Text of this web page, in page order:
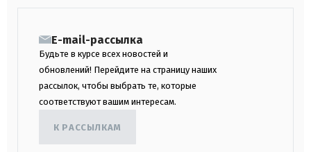
E-mail-рассылка
Будьте в курсе всех новостей и
обновлений! Перейдите на страницу наших
рассылок, чтобы выбрать те, которые
соответствуют вашим интересам.
К РАССЫЛКАМ